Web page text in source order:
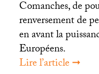
Comanches, de
renversement de
en avant la
Européens.
Lire l’article ➞